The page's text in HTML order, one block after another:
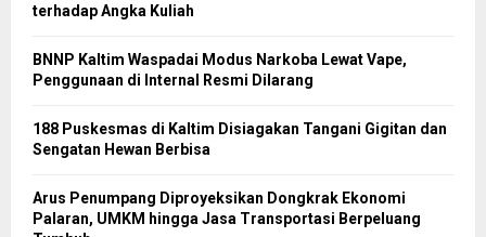
terhadap Angka Kuliah
BNNP Kaltim Waspadai Modus Narkoba Lewat Vape,
Penggunaan di Internal Resmi Dilarang
188 Puskesmas di Kaltim Disiagakan Tangani Gigitan dan
Sengatan Hewan Berbisa
Arus Penumpang Diproyeksikan Dongkrak Ekonomi
Palaran, UMKM hingga Jasa Transportasi Berpeluang